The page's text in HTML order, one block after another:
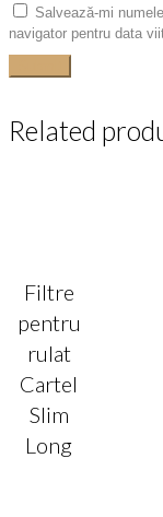
Salvează-mi
navigator pentru data
Related
Filtre
pentru
rulat
Cartel
Slim
Long